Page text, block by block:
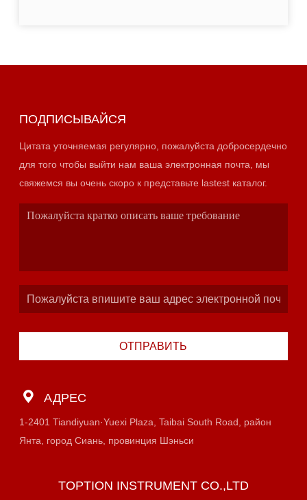
ПОДПИСЫВАЙСЯ
Цитата уточняемая регулярно, пожалуйста добросердечно
для того чтобы выйти нам ваша электронная почта, мы
свяжемся вы очень скоро к представьте lastest каталог.
ОТПРАВИТЬ
АДРЕС
1-2401 Tiandiyuan·Yuexi Plaza, Taibai South Road, район
Янта, город Сиань, провинция Шэньси
TOPTION INSTRUMENT CO.,LTD